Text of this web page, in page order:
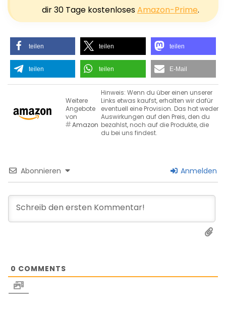
dir 30 Tage kostenlosesAmazon-Prime.
teilen teilen teilen
teilen teilen E-Mail
Weitere
Angebote
von
Amazon
Hinweis: Wenn du über einen unserer
Links etwas kaufst, erhalten wir dafür
eventuell eine Provision. Das hat weder
Auswirkungen auf den Preis, den du
bezahlst, noch auf die Produkte, die
du bei uns findest.
Abonnieren Anmelden
0 COMMENTS